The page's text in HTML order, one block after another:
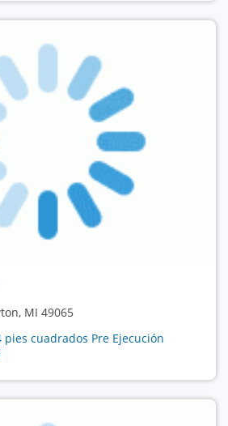
MI 49065
pies cuadrados Pre Ejecución